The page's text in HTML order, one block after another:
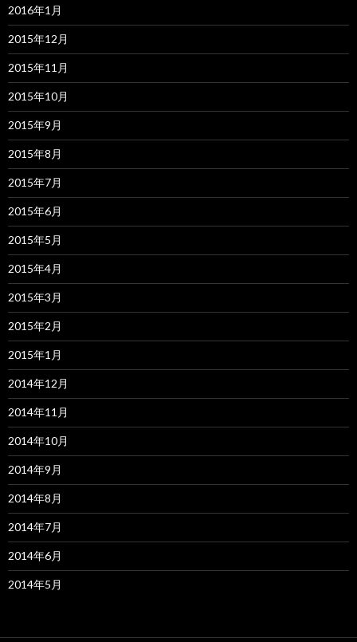
2016年1月
2015年12月
2015年11月
2015年10月
2015年9月
2015年8月
2015年7月
2015年6月
2015年5月
2015年4月
2015年3月
2015年2月
2015年1月
2014年12月
2014年11月
2014年10月
2014年9月
2014年8月
2014年7月
2014年6月
2014年5月